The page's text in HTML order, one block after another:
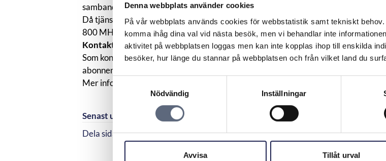
Denna webbplats använder cookies
På vår webbplats används cookies för webbstatistik samt tekniskt
komma ihåg dina val vid nästa besök, men vi behandlar inte
aktivitet på webbplatsen loggas men kan inte kopplas ihop till enskilda
besöker, hur länge du stannar på webbplatsen och från vilket land du
Samtyckesval
Nödvändig
Inställningar
Avvisa Tillåt urval
samband med den utbyggnad av nätet för mobila bredband som sker runt om i
Då tjänsterna i och med utbyggnaden kommer närmare varandra i det så kallade
800 MHz finns en risk att mobila bredband kan orsaka störningar på marksänd TV.
Kontakta alltid din operatör först
Som konsument ska du alltid först vända dig till din operatör om det uppstår
abonnemang. Om ärendet inte blir avhjälpt kan Telekområdgivarna försöka bidra
Mer information om vad man kan göra vid störning på marksänd TV finns bakom
Senast uppdaterad:
2025-10-30
Dela sidan
Dela sidan på Facebook
Dela sidan på Linkedin